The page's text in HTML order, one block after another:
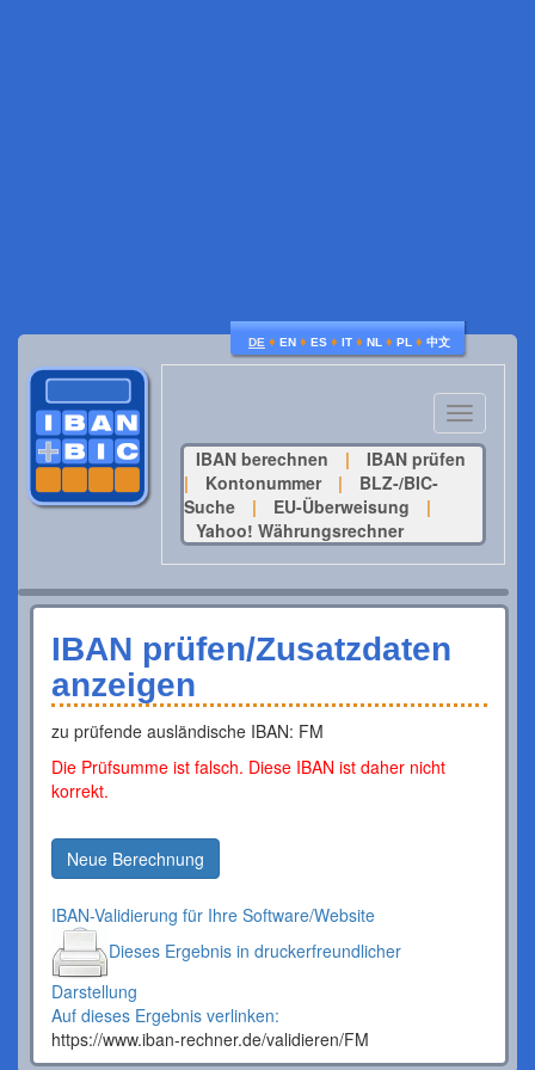
DE ♦ EN ♦ ES ♦ IT ♦ NL ♦ PL ♦ 中文
Toggle
navigation
IBAN berechnen
|
IBAN prüfen
|
Kontonummer |
BLZ-/BIC-
Suche
| EU-Überweisung
|
Yahoo! Währungsrechner
IBAN prüfen/Zusatzdaten
anzeigen
zu prüfende ausländische IBAN: FM
Die Prüfsumme ist falsch. Diese IBAN ist daher nicht
korrekt.
Neue Berechnung
IBAN-Validierung für Ihre Software/Website
Dieses Ergebnis in druckerfreundlicher
Darstellung
Auf dieses Ergebnis verlinken:
https://www.iban-rechner.de/validieren/FM